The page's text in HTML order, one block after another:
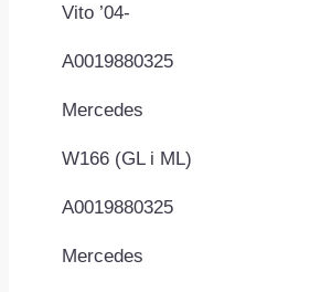
Vito ’04-
A0019880325
Mercedes
W166 (GL i ML)
A0019880325
Mercedes